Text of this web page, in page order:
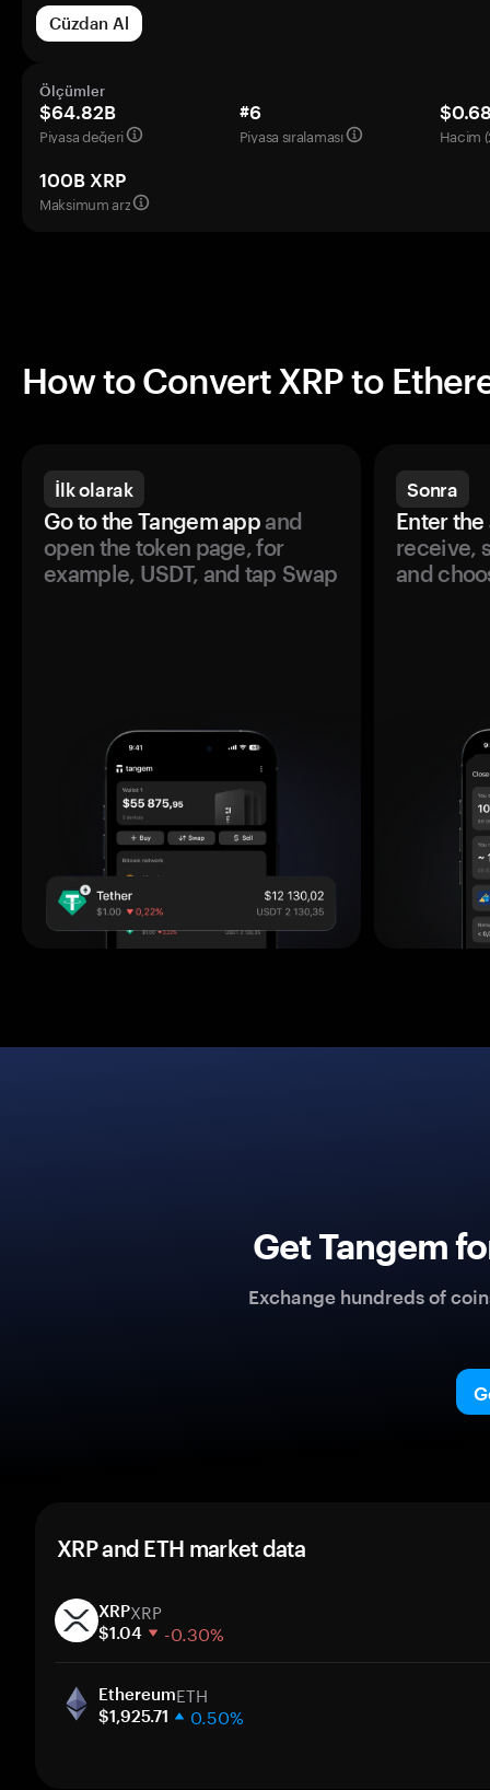
Cüzdan Al
Ölçümler
$64.82B
Piyasa değeri
#6
Piyasa sıralaması
Hacim
100B XRP
Maksimum arz
How to Convert XRP to
İlk olarak
Go to the Tangem appand
open the token page, for
example, USDT, and tap Swap
Sonra
Enter the
receive,
and
Get Tangem
Exchange hundreds of
XRP and ETH market data
XRPXRP
$1.04 -0.30%
30 days
Market cap
EthereumETH
$1,925.71 0.50%